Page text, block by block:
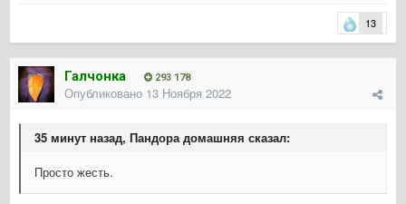
13
Галчонка 293 178
Опубликовано 13 Ноября 2022
35 минут назад, Пандора домашняя сказал:
Просто жесть.